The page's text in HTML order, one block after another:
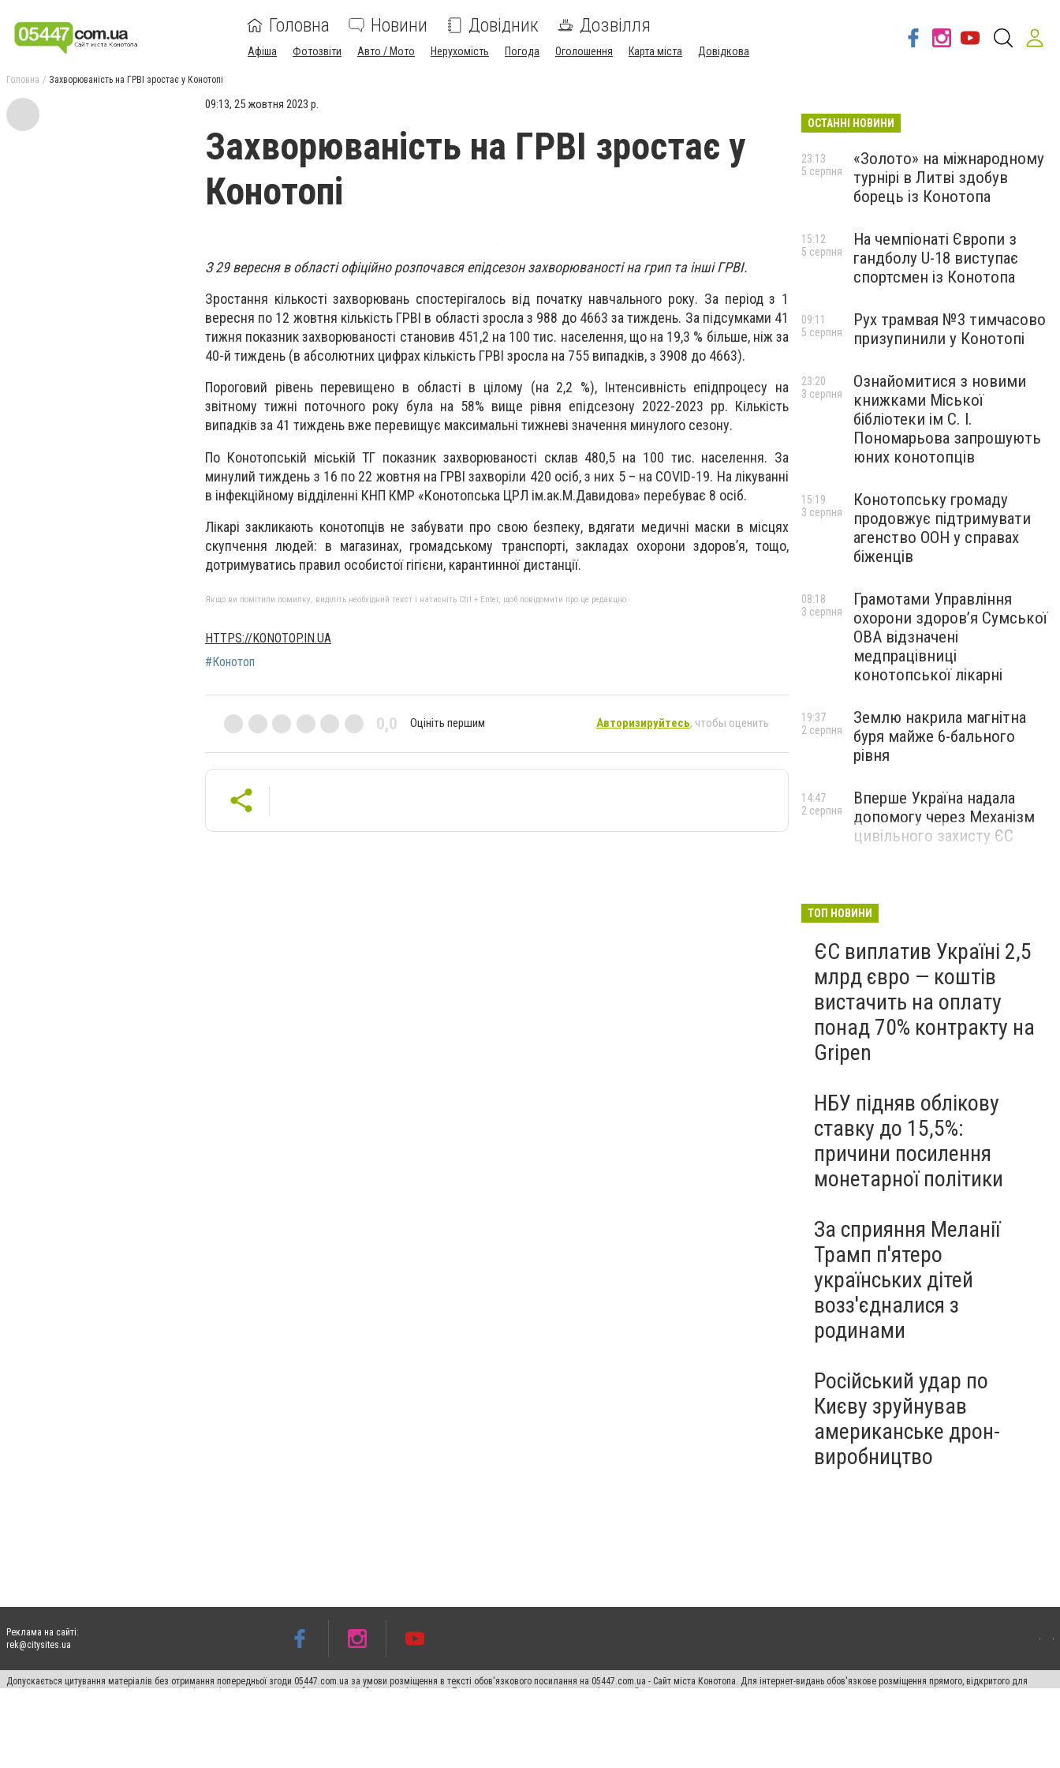
Головна Новини Довідник Дозвілля
Афіша Фотозвіти Авто / Мото Нерухомість Погода Оголошення Карта міста Довідкова
Головна Захворюваність на ГРВІ зростає у Конотопі
09:13, 25 жовтня 2023 р.
Захворюваність на ГРВІ зростає у
Конотопі
З 29 вересня в області офіційно розпочався епідсезон захворюваності на грип та інші ГРВІ.
Зростання кількості захворювань спостерігалось від початку навчального року. За період з 1
вересня по 12 жовтня кількість ГРВІ в області зросла з 988 до 4663 за тиждень. За підсумками 41
тижня показник захворюваності становив 451,2 на 100 тис. населення, що на 19,3 % більше, ніж за
40-й тиждень (в абсолютних цифрах кількість ГРВІ зросла на 755 випадків, з 3908 до 4663).
Пороговий рівень перевищено в області в цілому (на 2,2 %), Інтенсивність епідпроцесу на
звітному тижні поточного року була на 58% вище рівня епідсезону 2022-2023 рр. Кількість
випадків за 41 тиждень вже перевищує максимальні тижневі значення минулого сезону.
По Конотопській міській ТГ показник захворюваності склав 480,5 на 100 тис. населення. За
минулий тиждень з 16 по 22 жовтня на ГРВІ захворіли 420 осіб, з них 5 – на COVID-19. На лікуванні
в інфекційному відділенні КНП КМР «Конотопська ЦРЛ ім.ак.М.Давидова» перебуває 8 осіб.
Лікарі закликають конотопців не забувати про свою безпеку, вдягати медичні маски в місцях
скупчення людей: в магазинах, громадському транспорті, закладах охорони здоров’я, тощо,
дотримуватись правил особистої гігієни, карантинної дистанції.
Якщо ви помітили помилку, виділіть необхідний текст і натисніть Ctrl + Enter, щоб повідомити про це редакцію
HTTPS://KONOTOP.IN.UA
#Конотоп
0,0 Оцініть першим Авторизируйтесь, чтобы оценить
ОСТАННІ НОВИНИ
«Золото» на міжнародному
турнірі в Литві здобув
борець із Конотопа
23:13
5 серпня
На чемпіонаті Європи з
гандболу U-18 виступає
спортсмен із Конотопа
15:12
5 серпня
Рух трамвая №3 тимчасово
призупинили у Конотопі
09:11
5 серпня
Ознайомитися з новими
книжками Міської
бібліотеки ім С. І.
Пономарьова запрошують
юних конотопців
23:20
3 серпня
Конотопську громаду
продовжує підтримувати
агенство ООН у справах
біженців
15:19
3 серпня
Грамотами Управління
охорони здоров’я Сумської
ОВА відзначені
медпрацівниці
конотопської лікарні
08:18
3 серпня
Землю накрила магнітна
буря майже 6-бального
рівня
19:37
2 серпня
Вперше Україна надала
допомогу через Механізм
цивільного захисту ЄС
14:47
2 серпня
ТОП НОВИНИ
ЄС виплатив Україні 2,5
млрд євро — коштів
вистачить на оплату
понад 70% контракту на
Gripen
НБУ підняв облікову
ставку до 15,5%:
причини посилення
монетарної політики
За сприяння Меланії
Трамп п'ятеро
українських дітей
возз'єдналися з
родинами
Російський удар по
Києву зруйнував
американське дрон-
виробництво
Реклама на сайті:
rek@citysites.ua
Допускається цитування матеріалів без отримання попередньої згоди 05447.com.ua за умови розміщення в тексті обов'язкового посилання на 05447.com.ua - Сайт міста Конотопа. Для інтернет-видань обов'язкове розміщення прямого, відкритого для
пошукових систем гіперпосилання на цитовані статті не нижче другого абзацу в тексті або в якості джерела. Порушення виняткових прав переслідується Законом.